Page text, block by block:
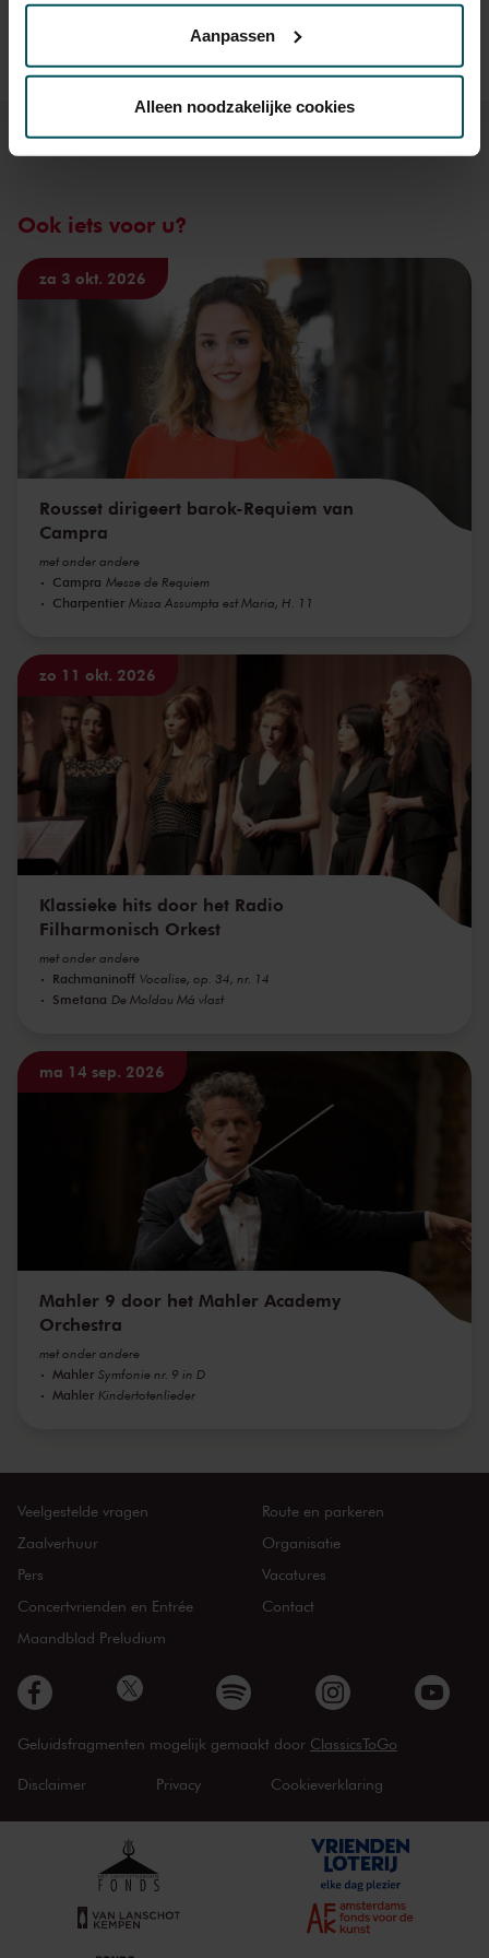
Via decookieverklaringop onze website kunt u uw
Aanpassen
Alleen noodzakelijke cookies
Ook iets voor u?
za 3 okt. 2026
Rousset dirigeert barok-Requiem van
Campra
met onder andere
Campra Messe de Requiem
Charpentier Missa Assumpta est Maria, H. 11
zo 11 okt. 2026
Klassieke hits door het Radio
Filharmonisch Orkest
met onder andere
Rachmaninoff Vocalise, op. 34, nr. 14
Smetana De Moldau Má vlast
ma 14 sep. 2026
Mahler 9 door het Mahler Academy
Orchestra
met onder andere
Mahler Symfonie nr. 9 in D
Mahler Kindertotenlieder
Veelgestelde vragen
Zaalverhuur
Pers
Concertvrienden en Entrée
Maandblad Preludium
Route en parkeren
Organisatie
Vacatures
Contact
Geluidsfragmenten mogelijk gemaakt door ClassicsToGo
Disclaimer Privacy Cookieverklaring